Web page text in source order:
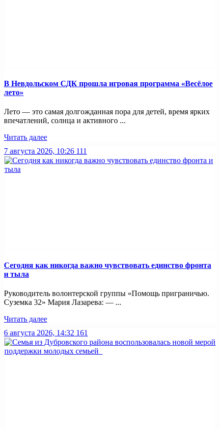
В Невдольском СДК прошла игровая программа «Весёлое
лето»
Лето — это самая долгожданная пора для детей, время ярких
впечатлений, солнца и активного ...
Читать далее
7 августа 2026, 10:26 111
Сегодня как никогда важно чувствовать единство фронта
и тыла
Руководитель волонтерской группы «Помощь приграничью.
Суземка 32» Мария Лазарева: — ...
Читать далее
6 августа 2026, 14:32 161